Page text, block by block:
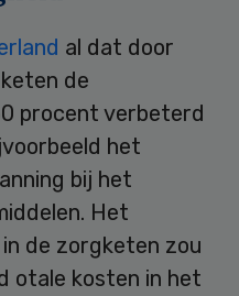
al dat door
de
procent verbeterd
het
bij het
Het
de zorgketen zou
otale kosten in het